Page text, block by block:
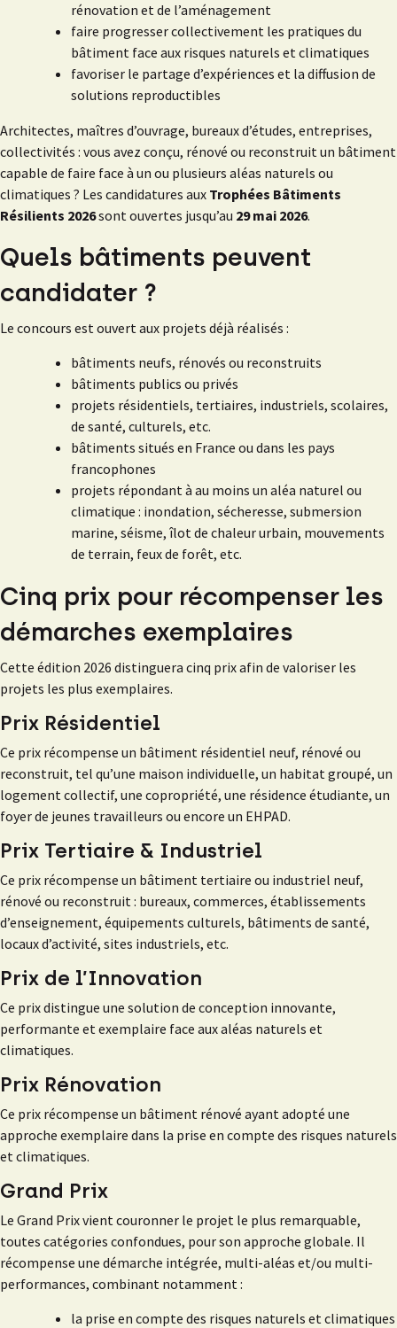
rénovation et de l’aménagement
faire progresser collectivement les pratiques du
bâtiment face aux risques naturels et climatiques
favoriser le partage d’expériences et la diffusion de
solutions reproductibles
Architectes, maîtres d’ouvrage, bureaux d’études, entreprises,
collectivités : vous avez conçu, rénové ou reconstruit un bâtiment
capable de faire face à un ou plusieurs aléas naturels ou
climatiques ? Les candidatures aux Trophées Bâtiments
Résilients 2026sont ouvertes jusqu’au 29 mai 2026.
Quels bâtiments peuvent
candidater ?
Le concours est ouvert aux projets déjà réalisés :
bâtiments neufs, rénovés ou reconstruits
bâtiments publics ou privés
projets résidentiels, tertiaires, industriels, scolaires,
de santé, culturels, etc.
bâtiments situés en France ou dans les pays
francophones
projets répondant à au moins un aléa naturel ou
climatique : inondation, sécheresse, submersion
marine, séisme, îlot de chaleur urbain, mouvements
de terrain, feux de forêt, etc.
Cinq prix pour récompenser les
démarches exemplaires
Cette édition 2026 distinguera cinq prix afin de valoriser les
projets les plus exemplaires.
Prix Résidentiel
Ce prix récompense un bâtiment résidentiel neuf, rénové ou
reconstruit, tel qu’une maison individuelle, un habitat groupé, un
logement collectif, une copropriété, une résidence étudiante, un
foyer de jeunes travailleurs ou encore un EHPAD.
Prix Tertiaire & Industriel
Ce prix récompense un bâtiment tertiaire ou industriel neuf,
rénové ou reconstruit : bureaux, commerces, établissements
d’enseignement, équipements culturels, bâtiments de santé,
locaux d’activité, sites industriels, etc.
Prix de l’Innovation
Ce prix distingue une solution de conception innovante,
performante et exemplaire face aux aléas naturels et
climatiques.
Prix Rénovation
Ce prix récompense un bâtiment rénové ayant adopté une
approche exemplaire dans la prise en compte des risques naturels
et climatiques.
Grand Prix
Le Grand Prix vient couronner le projet le plus remarquable,
toutes catégories confondues, pour son approche globale. Il
récompense une démarche intégrée, multi-aléas et/ou multi-
performances, combinant notamment :
la prise en compte des risques naturels et climatiques